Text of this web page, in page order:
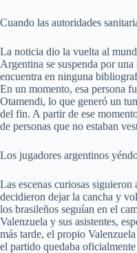
Cuando las autoridades
La noticia dio la vuelta al
Argentina se suspenda por
encuentra en ninguna
En un momento, esa persona
Otamendi, lo que generó un
del fin. A partir de ese
de personas que no estaban
Los jugadores argentinos
Las escenas curiosas
decidieron dejar la cancha y
los brasileños seguían en el
Valenzuela y sus asistentes,
más tarde, el propio
el partido quedaba